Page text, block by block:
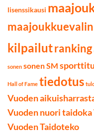
lisenssikausi
kilpailutranking
sonen sonen SM
Hall of Fame tiedotus
Vuoden
Vuoden nuori taidoka
Vuoden Taidoteko